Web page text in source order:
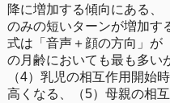
降に増加する傾向にある、
のみの短いターンが増加す
式は「音声＋顔の方向」が
の月齢においても最も多い
（4）乳児の相互作用開始
高くなる、（5）母親の相